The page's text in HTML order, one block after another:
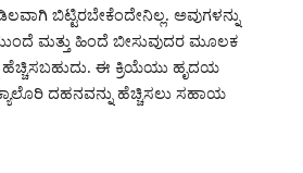
ಬಿಟ್ಟಿರಬೇಕೆಂದೇನಿಲ್ಲ. ಅವುಗಳನ್ನು
ಮತ್ತು ಹಿಂದೆ ಬೀಸುವುದರ ಮೂಲಕ
ಈ ಕ್ರಿಯೆಯು ಹೃದಯ
ದಹನವನ್ನು ಹೆಚ್ಚಿಸಲು ಸಹಾಯ